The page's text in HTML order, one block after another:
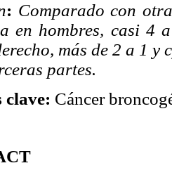
: Comparado con
en hombres, casi 4
más de 2 a 1
partes.
clave: Cáncer